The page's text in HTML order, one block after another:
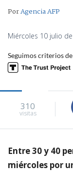
PorAgencia AFP
Miércoles 10 julio
Seguimos criterios de
310
visitas
Entre 30 y 40
miércoles por